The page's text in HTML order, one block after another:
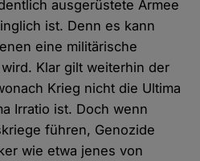
ausgerüstete Armee
ist. Denn es kann
eine militärische
Klar gilt weiterhin der
Krieg nicht die Ultima
Irratio ist. Doch wenn
führen, Genozide
wie etwa jenes von